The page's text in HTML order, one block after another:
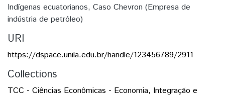
Indígenas ecuatorianos, Caso Chevron (Empresa de
indústria de petróleo)
URI
https://dspace.unila.edu.br/handle/123456789/2911
Collections
TCC - Ciências Econômicas - Economia, Integração e